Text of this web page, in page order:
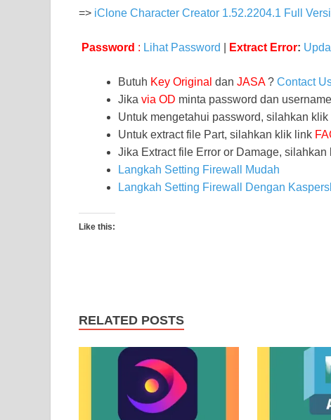
=> iClone Character Creator 1.52.2204.1 Full
Password : Lihat Password Extract Error:
Butuh Key Original dan JASA? Contact
Jika via OD minta password dan username
Untuk mengetahui password, silahkan klik
Untuk extract file Part, silahkan klik link
Jika Extract file Error or Damage, silahkan
Langkah Setting Firewall Mudah
Langkah Setting Firewall Dengan
Like this:
RELATED POSTS